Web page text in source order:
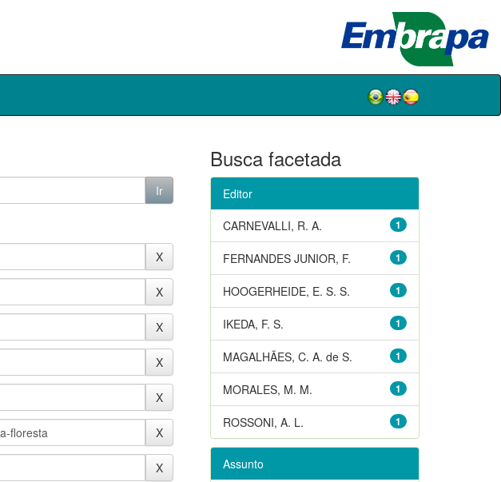
Busca facetada
Editor
1
CARNEVALLI, R. A.
1
FERNANDES JUNIOR, F.
1
HOOGERHEIDE, E. S. S.
1
IKEDA, F. S.
1
MAGALHÃES, C. A. de S.
1
MORALES, M. M.
1
ROSSONI, A. L.
Assunto